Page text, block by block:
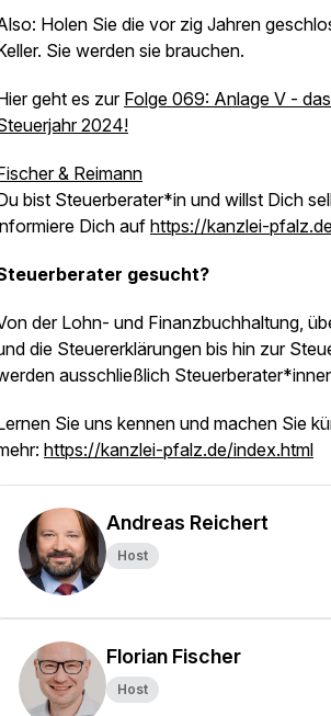
Holen Sie die vor zig Jahren
Sie werden sie brauchen.
geht es zurFolge 069: Anlage V -
2024!
& Reimann
bist Steuerberater*in und willst Dich
Dich aufhttps://kanzlei-
gesucht?
der Lohn- und Finanzbuchhaltung,
die Steuererklärungen bis hin zur
ausschließlich
Sie uns kennen und machen Sie
https://kanzlei-pfalz.de/index.html
Andreas Reichert
Host
Florian Fischer
Host